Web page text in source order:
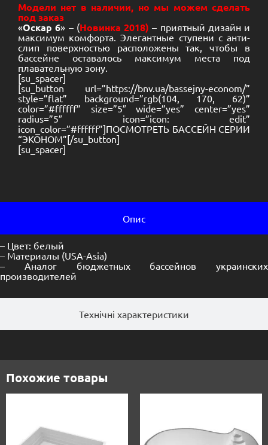
Модели нет в наличии, но мы можем сделать
под заказ
«Оскар 6» – (Новинка 2018) – приятный дизайн и
максимум комфорта. Элегантные ступени с анти-
слип поверхностью расположены так, чтобы в
бассейне оставалось максимум места под
плавательную зону.
[su_spacer]
[su_button url=”https://bnv.ua/bassejny-econom/”
style=”flat” background=”rgb(104, 170, 62)”
color=”#ffffff” size=”5″ wide=”yes” center=”yes”
radius=”5″ icon=”icon: edit”
icon_color=”#ffffff”]ПОСМОТРЕТЬ БАССЕЙН СЕРИИ
“ЭКОНОМ”[/su_button]
[su_spacer]
Опис
Технічні характеристики
– Цвет: белый
– Материалы (USA-Asia)
– Аналог бюджетных бассейнов украинских
производителей
Похожие товары